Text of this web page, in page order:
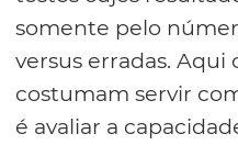
somente pelo
versus erradas. Aqui
costumam servir
é avaliar a